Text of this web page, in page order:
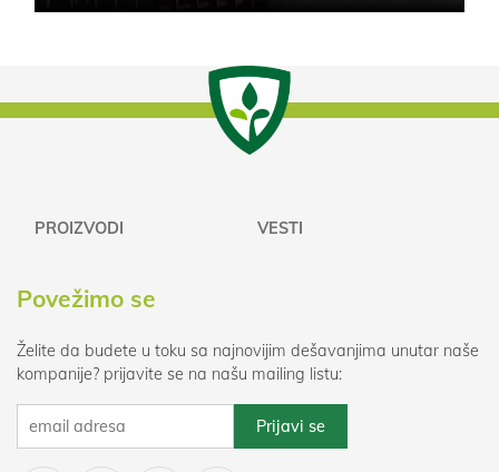
PROIZVODI VESTI
Povežimo se
Želite da budete u toku sa najnovijim dešavanjima unutar naše
kompanije? prijavite se na našu mailing listu: